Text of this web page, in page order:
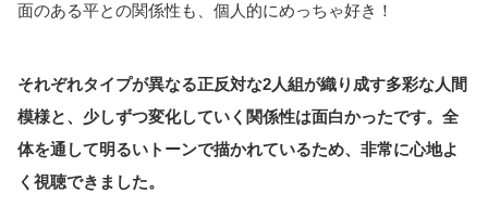
面のある平との関係性も、個人的にめっちゃ好き！
それぞれタイプが異なる正反対な2人組が織り成す多彩な人間
模様と、少しずつ変化していく関係性は面白かったです。全
体を通して明るいトーンで描かれているため、非常に心地よ
く視聴できました。